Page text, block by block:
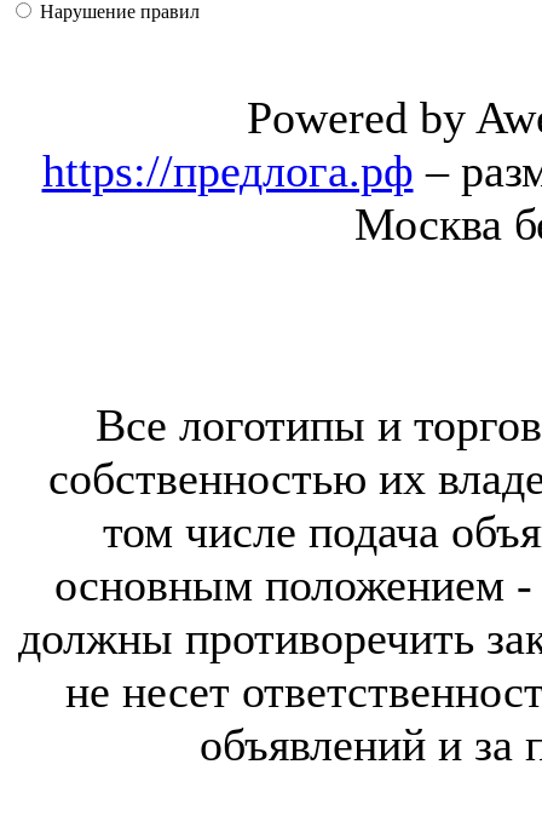
Нарушение правил
Powered by
https://предлога.рф –
Москва
Все логотипы и
собственностью их
том числе подача
основным положением -
должны противоречить
не несет
объявлений и за